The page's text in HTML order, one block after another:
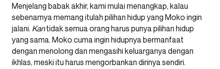
Menjelang babak akhir, kami mulai menangkap, kalau
sebenarnya memang itulah pilihan hidup yang Moko ingin
jalani. Kantidak semua orang harus punya pilihan hidup
yang sama. Moko cuma ingin hidupnya bermanfaat
dengan menolong dan mengasihi keluarganya dengan
ikhlas, meski itu harus mengorbankan dirinya sendiri.